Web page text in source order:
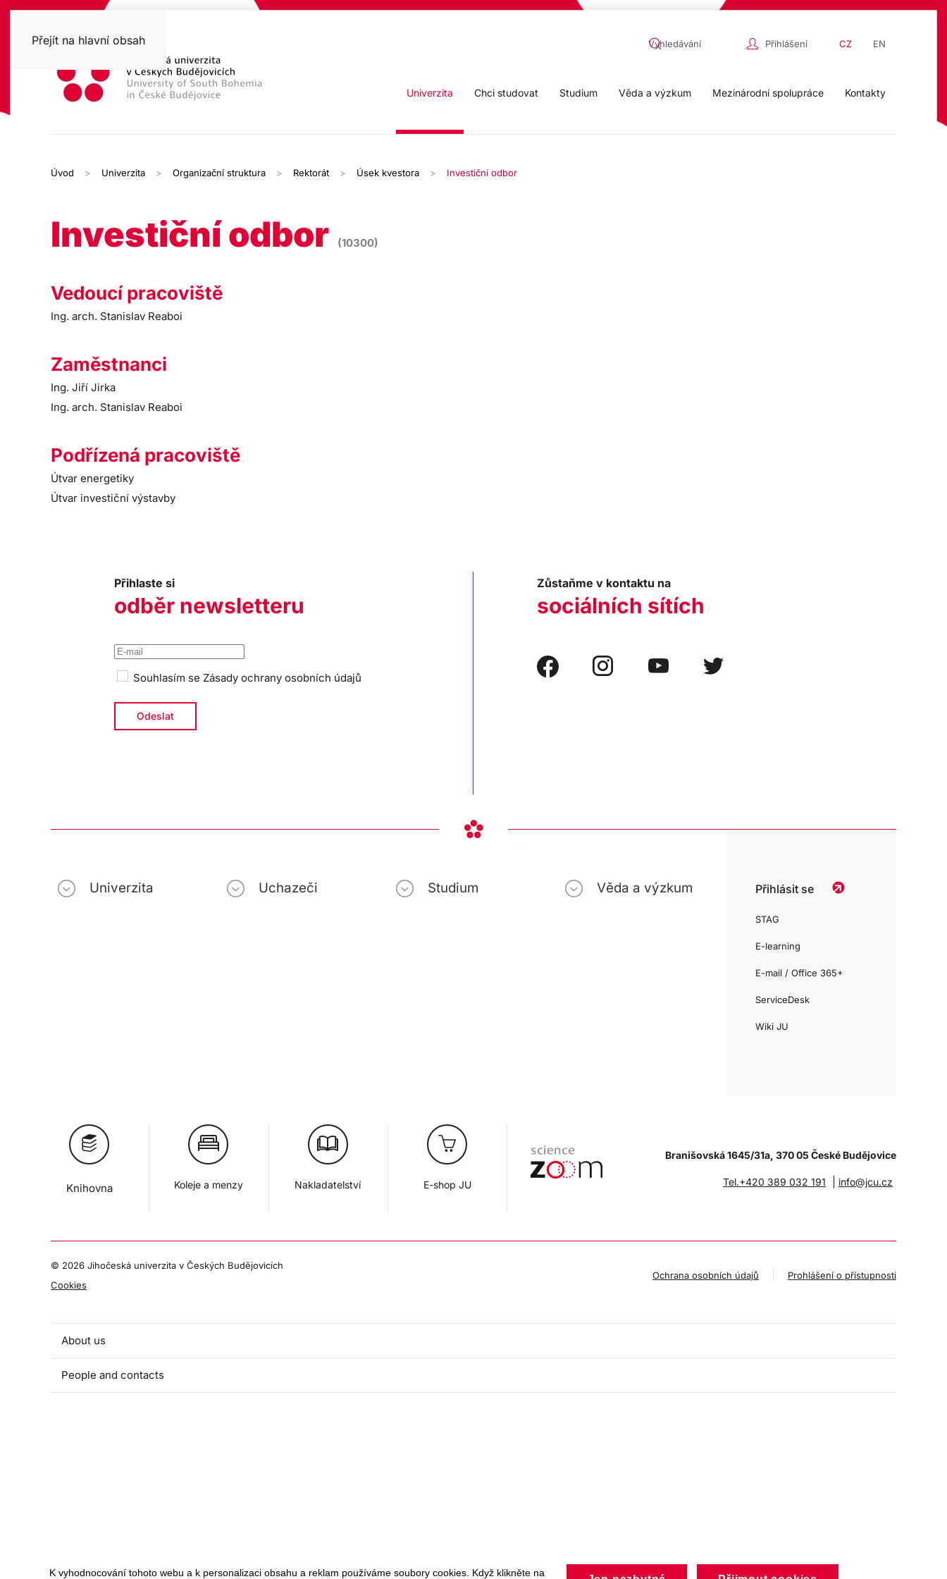
Přejít na hlavní obsah Přihlášení CZ EN
Univerzita Chci studovat Studium Věda a výzkum Mezinárodní spolupráce Kontakty
Úvod Univerzita Organizační struktura Rektorát Úsek kvestora Investiční odbor
Investiční odbor (10300)
Vedoucí pracoviště
Ing. arch. Stanislav Reaboi
Zaměstnanci
Ing. Jiří Jirka
Ing. arch. Stanislav Reaboi
Podřízená pracoviště
Útvar energetiky
Útvar investiční výstavby
Přihlaste si
odběr newsletteru
Souhlasím se Zásady ochrany osobních údajů
Zůstaňme v kontaktu na
sociálních sítích
Univerzita Uchazeči Studium Věda a výzkum Přihlásit se
STAG
E-learning
E-mail / Office 365+
ServiceDesk
Wiki JU
Knihovna Koleje a menzy Nakladatelství E-shop JU
Branišovská 1645/31a, 370 05 České Budějovice
Tel.+420 389 032 191 info@jcu.cz
© 2026 Jihočeská univerzita v Českých Budějovicích
Cookies
Ochrana osobních údajů Prohlášení o přístupnosti
About us
People and contacts
K vyhodnocování tohoto webu a k personalizaci obsahu a reklam používáme soubory cookies. Když klikněte na